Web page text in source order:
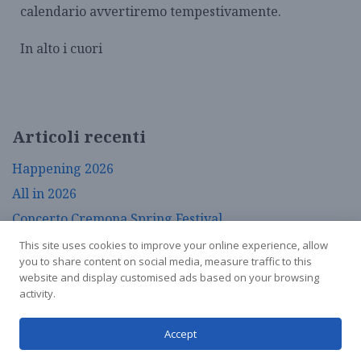
calendario avvertiremo tempestivamente.
In alto i cuori
Articoli recenti
Happening 2026
All in 2026
Concerto Cremona Spring Festival
La Moruzzi incontra…
Calendario aprile e maggio 2026
Associazione Mauro Moruzzi APS - cf. 93065540192
- via Bardellona 8 26100 Cremona |Privacy Policy
This site uses cookies to improve your online experience, allow
you to share content on social media, measure traffic to this
website and display customised ads based on your browsing
activity.
Accept